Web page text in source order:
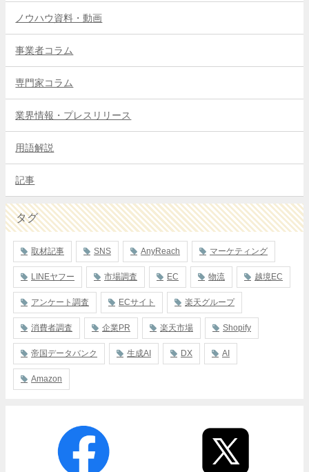
ノウハウ資料・動画
事業者コラム
専門家コラム
業界情報・プレスリリース
用語解説
記事
タグ
取材記事 SNS AnyReach マーケティング
LINEヤフー 市場調査 EC 物流 越境EC
アンケート調査 ECサイト 楽天グループ
消費者調査 企業PR 楽天市場 Shopify
帝国データバンク 生成AI DX AI
Amazon